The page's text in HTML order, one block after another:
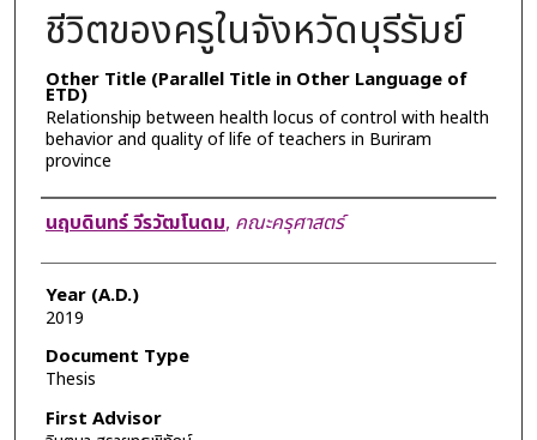
ชีวิตของครูในจังหวัดบุรีรัมย์
Other Title (Parallel Title in Other Language of
ETD)
Relationship between health locus of control with health
behavior and quality of life of teachers in Buriram
province
Author
นฤบดินทร์ วีรวัฒโนดม, คณะครุศาสตร์
Year (A.D.)
2019
Document Type
Thesis
First Advisor